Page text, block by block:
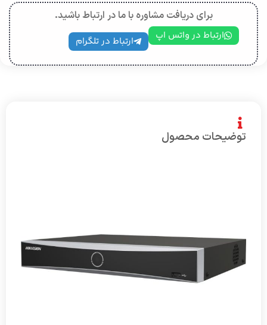
برای دریافت مشاوره با ما در ارتباط باشید.
ارتباط در واتس اپ ارتباط در تلگرام
توضیحات محصول